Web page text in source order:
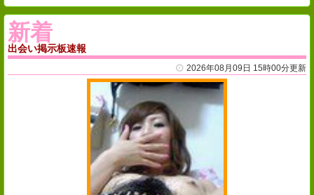
新着
出会い掲示板速報
2026年08月09日 15時00分更新